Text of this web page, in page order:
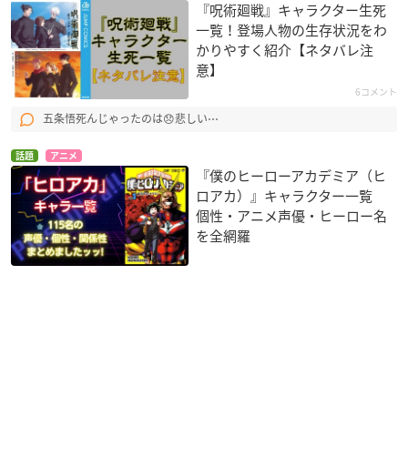
『呪術廻戦』キャラクター生死
一覧！登場人物の生存状況をわ
かりやすく紹介【ネタバレ注
意】
6コメント
五条悟死んじゃったのは😞悲しい⋯
話題 アニメ
『僕のヒーローアカデミア（ヒ
ロアカ）』キャラクター一覧
個性・アニメ声優・ヒーロー名
を全網羅